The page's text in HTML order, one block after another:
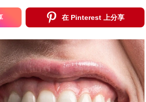
在 Pinterest 上分享